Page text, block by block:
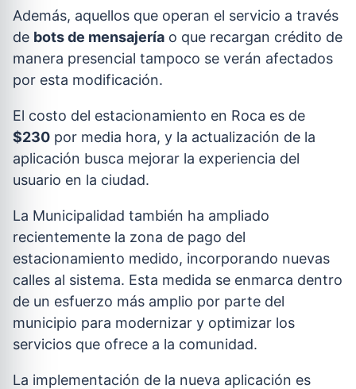
Además, aquellos que operan el servicio a través
de bots de mensajería o que recargan crédito de
manera presencial tampoco se verán afectados
por esta modificación.
El costo del estacionamiento en Roca es de
$230 por media hora, y la actualización de la
aplicación busca mejorar la experiencia del
usuario en la ciudad.
La Municipalidad también ha ampliado
recientemente la zona de pago del
estacionamiento medido, incorporando nuevas
calles al sistema. Esta medida se enmarca dentro
de un esfuerzo más amplio por parte del
municipio para modernizar y optimizar los
servicios que ofrece a la comunidad.
La implementación de la nueva aplicación es